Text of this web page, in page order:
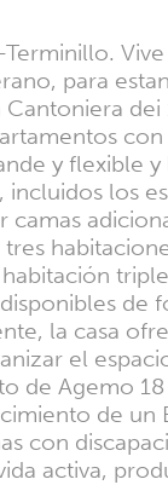
para
y flexible
los
de
la casa
el
de Agemo
de un
con
activa,